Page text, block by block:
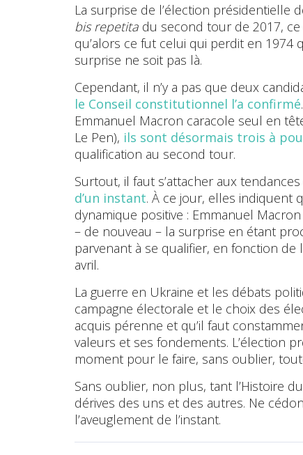
La surprise de l’élection présidentielle
bis repetita du second tour de 2017,
qu’alors ce fut celui qui perdit en 1974
surprise ne soit pas là.
Cependant, il n’y a pas que deux
le Conseil constitutionnel l’a confirmé
Emmanuel Macron caracole seul en
Le Pen), ils sont désormais trois à
qualification au second tour.
Surtout, il faut s’attacher aux
d’un instant. À ce jour, elles indiquent
dynamique positive : Emmanuel
– de nouveau – la surprise en étant
parvenant à se qualifier, en fonction de
avril.
La guerre en Ukraine et les débats
campagne électorale et le choix des
acquis pérenne et qu’il faut
valeurs et ses fondements. L’élection
moment pour le faire, sans oublier,
Sans oublier, non plus, tant l’Histoire
dérives des uns et des autres. Ne
l’aveuglement de l’instant.